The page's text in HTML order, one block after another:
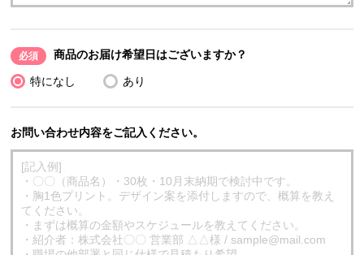
必須 商品のお届け希望日はございますか？
特になし あり
お問い合わせ内容をご記入ください。